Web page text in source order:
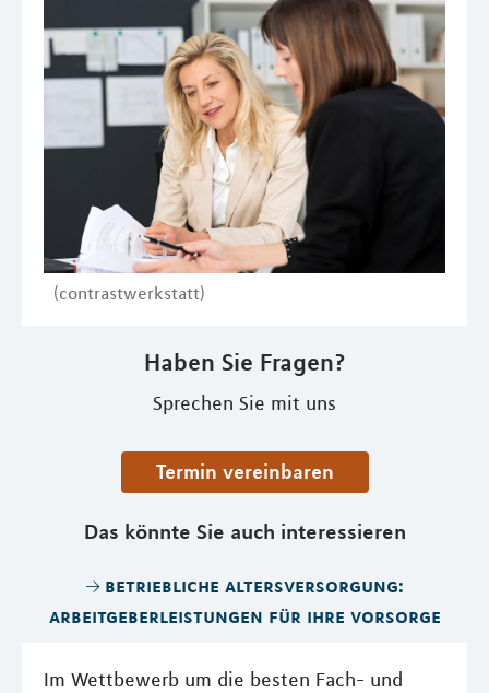
(contrastwerkstatt)
Haben Sie Fragen?
Sprechen Sie mit uns
Termin vereinbaren
Das könnte Sie auch interessieren
betriebliche altersversorgung:
arbeitgeberleistungen für ihre vorsorge
Im Wettbewerb um die besten Fach- und